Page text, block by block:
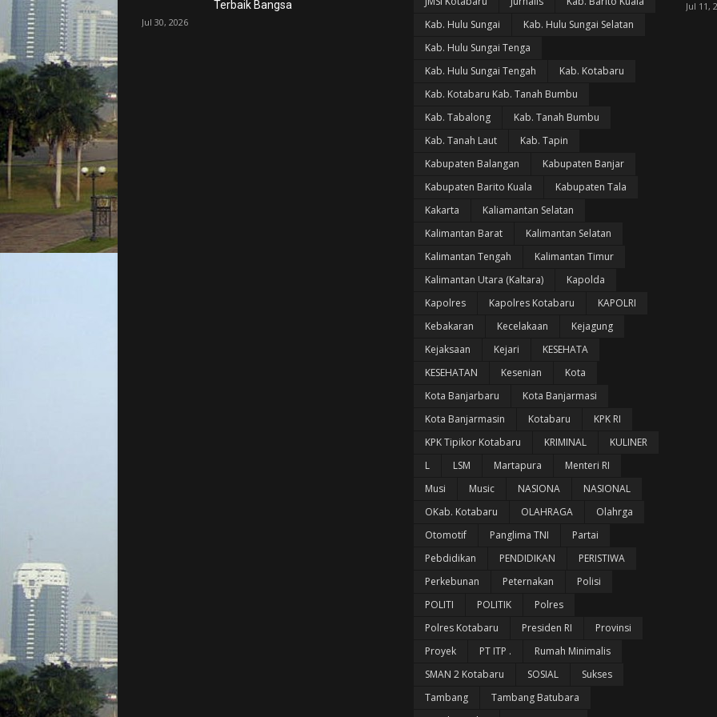
Terbaik Bangsa
Jul 30, 2026
Kab. Hulu Sungai
Kab. Hulu Sungai Selatan
Kab. Hulu Sungai Tenga
Kab. Hulu Sungai Tengah
Kab. Kotabaru
Kab. Kotabaru Kab. Tanah Bumbu
Kab. Tabalong
Kab. Tanah Bumbu
Kab. Tanah Laut
Kab. Tapin
Kabupaten Balangan
Kabupaten Banjar
Kabupaten Barito Kuala
Kabupaten Tala
Kakarta
Kaliamantan Selatan
Kalimantan Barat
Kalimantan Selatan
Kalimantan Tengah
Kalimantan Timur
Kalimantan Utara (Kaltara)
Kapolda
Kapolres
Kapolres Kotabaru
KAPOLRI
Kebakaran
Kecelakaan
Kejagung
Kejaksaan
Kejari
KESEHATA
KESEHATAN
Kesenian
Kota
Kota Banjarbaru
Kota Banjarmasi
Kota Banjarmasin
Kotabaru
KPK RI
KPK Tipikor Kotabaru
KRIMINAL
KULINER
L
LSM Martapura
Menteri RI
Musi
Music NASIONA
NASIONAL
OKab. Kotabaru
OLAHRAGA
Olahrga
Otomotif
Panglima TNI
Partai
Pebdidikan
PENDIDIKAN
PERISTIWA
Perkebunan
Peternakan
Polisi
POLITI
POLITIK
Polres
Polres Kotabaru
Presiden RI
Provinsi
Proyek
PT ITP .
Rumah Minimalis
SMAN 2 Kotabaru
SOSIAL
Sukses
Tambang
Tambang Batubara
Jul 11,